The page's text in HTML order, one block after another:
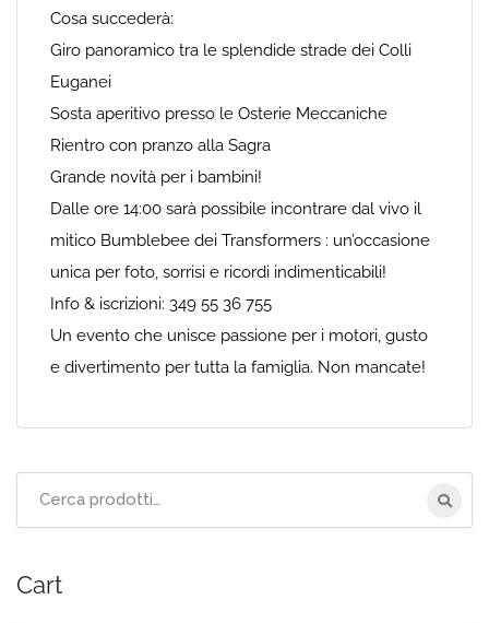
Cosa succederà:
Giro panoramico tra le splendide strade dei Colli
Euganei
Sosta aperitivo presso le Osterie Meccaniche
Rientro con pranzo alla Sagra
Grande novità per i bambini!
Dalle ore 14:00 sarà possibile incontrare dal vivo il
mitico Bumblebee dei Transformers : un’occasione
unica per foto, sorrisi e ricordi indimenticabili!
Info & iscrizioni: 349 55 36 755
Un evento che unisce passione per i motori, gusto
e divertimento per tutta la famiglia. Non mancate!
Cart